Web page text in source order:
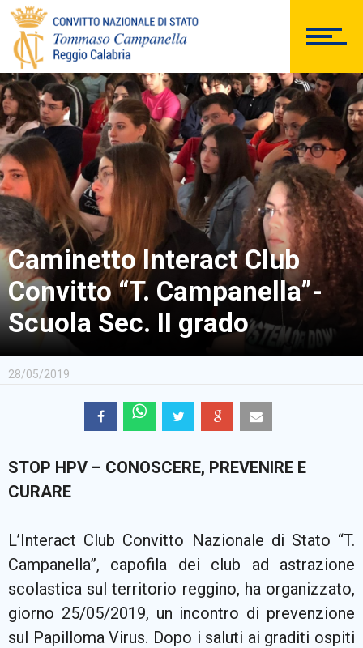
PERSONALE
Comunicazioni Esterne
BACHECA SINDACALE
Cerca
Caminetto Interact Club
Convitto “T. Campanella”-
Scuola Sec. II grado
28/05/2019
STOP HPV – CONOSCERE, PREVENIRE E
CURARE
L’Interact Club Convitto Nazionale di Stato “T.
Campanella”, capofila dei club ad astrazione
scolastica sul territorio reggino, ha organizzato,
giorno 25/05/2019, un incontro di prevenzione
sul Papilloma Virus. Dopo i saluti ai graditi ospiti